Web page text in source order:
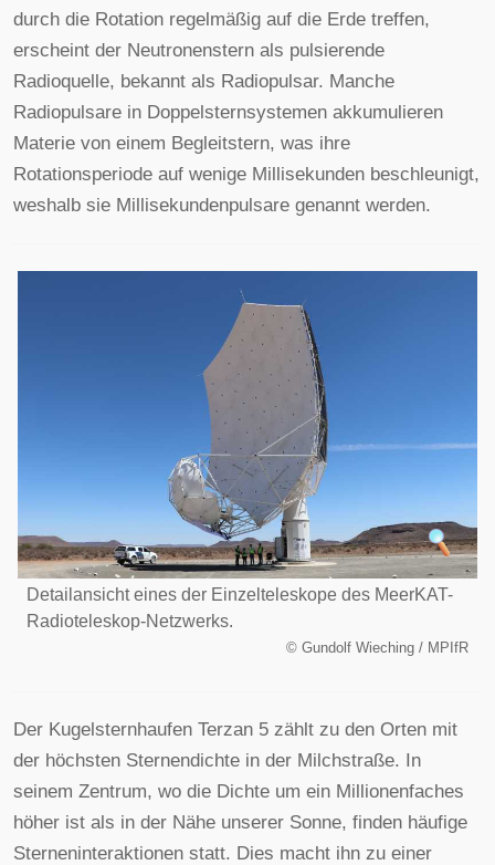
durch die Rotation regelmäßig auf die Erde treffen,
erscheint der Neutronenstern als pulsierende
Radioquelle, bekannt als Radiopulsar. Manche
Radiopulsare in Doppelsternsystemen akkumulieren
Materie von einem Begleitstern, was ihre
Rotationsperiode auf wenige Millisekunden beschleunigt,
weshalb sie Millisekundenpulsare genannt werden.
Detailansicht eines der Einzelteleskope des MeerKAT-
Radioteleskop-Netzwerks.
© Gundolf Wieching / MPIfR
Der Kugelsternhaufen Terzan 5 zählt zu den Orten mit
der höchsten Sternendichte in der Milchstraße. In
seinem Zentrum, wo die Dichte um ein Millionenfaches
höher ist als in der Nähe unserer Sonne, finden häufige
Sterneninteraktionen statt. Dies macht ihn zu einer